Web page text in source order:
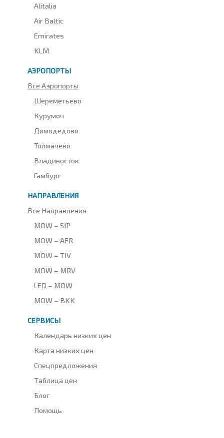
Alitalia
Air Baltic
Emirates
KLM
АЭРОПОРТЫ
Все Аэропорты
Шереметьево
Курумоч
Домодедово
Толмачево
Владивосток
Гамбург
НАПРАВЛЕНИЯ
Все Направления
MOW – SIP
MOW – AER
MOW – TIV
MOW – MRV
LED – MOW
MOW – BKK
СЕРВИСЫ
Календарь низких цен
Карта низких цен
Спецпредложения
Таблица цен
Блог
Помощь